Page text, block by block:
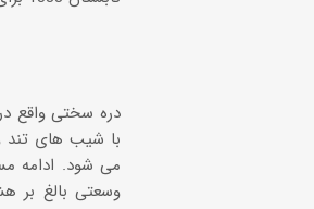
با شیب های تند
می شود. ادامه
وسعتی بالغ بر